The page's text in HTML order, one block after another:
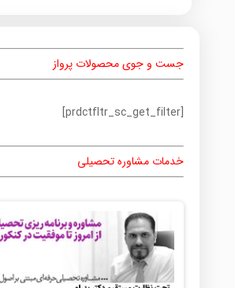
جست و جوی محصولات پرواز
[prdctfltr_sc_get_filter]
خدمات مشاوره تحصیلی